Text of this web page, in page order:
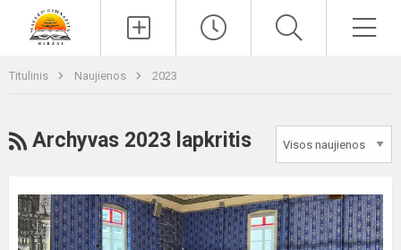
Titulinis Naujienos 2023
RSS
Archyvas 2023 lapkritis
Istorijos
pėdsakais